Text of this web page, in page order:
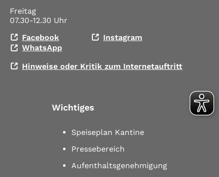
Freitag
07.30-12.30 Uhr
Facebook
Instagram
WhatsApp
Hinweise oder Kritik zum Internetauftritt
Wichtiges
Speiseplan Kantine
Pressebereich
Aufenthaltsgenehmigung